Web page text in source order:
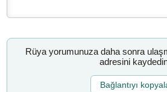
Rüya yorumunuza daha sonra
adresini
Bağlantıyı